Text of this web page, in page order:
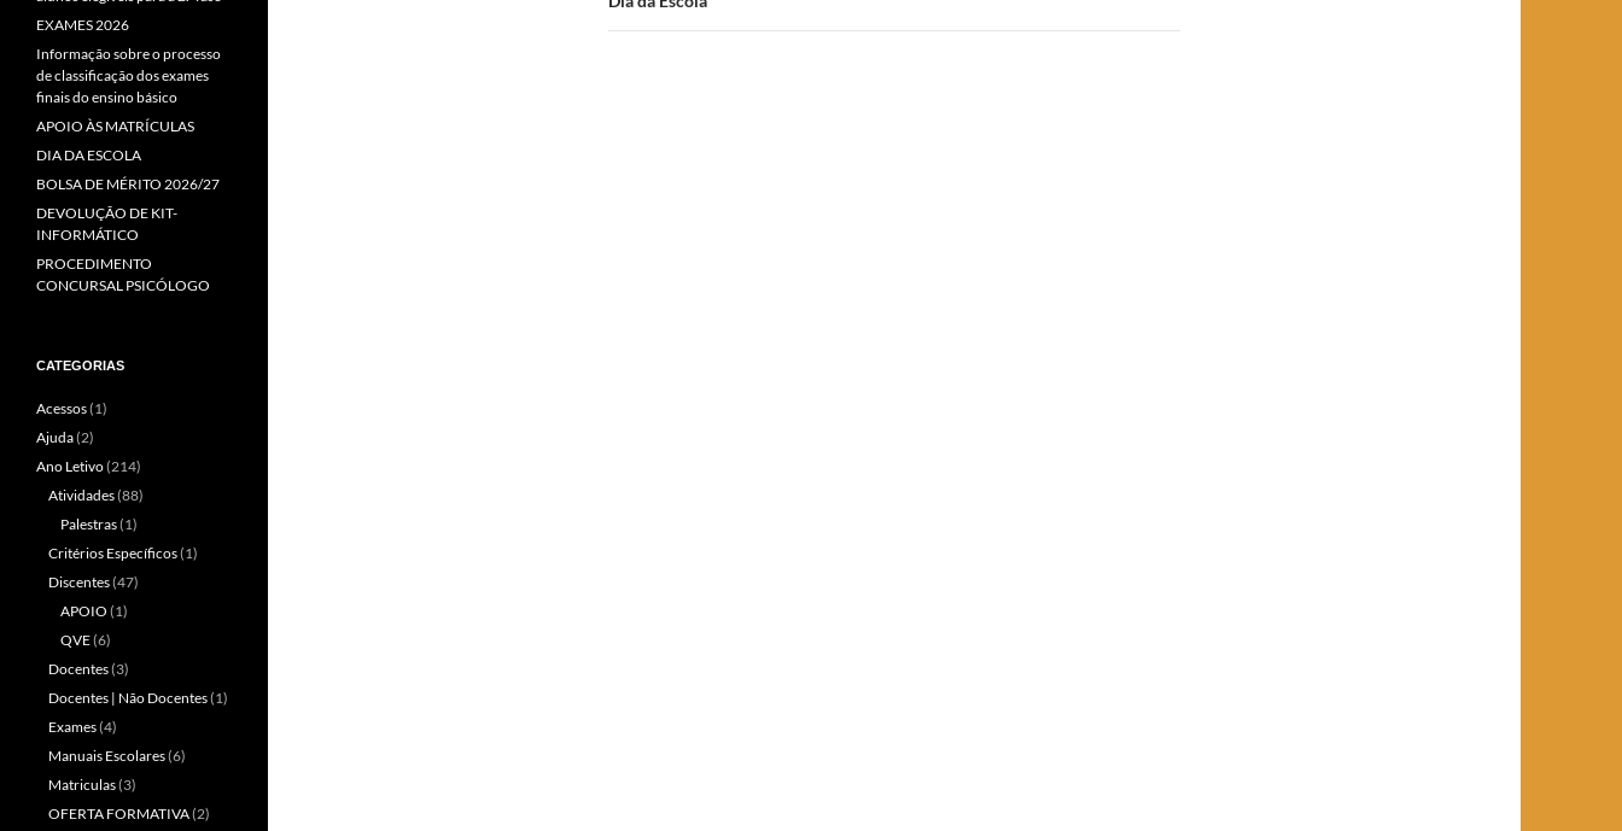
EXAMES 2026
Informação sobre o processo
de classificação dos exames
finais do ensino básico
APOIO ÀS MATRÍCULAS
DIA DA ESCOLA
BOLSA DE MÉRITO 2026/27
DEVOLUÇÃO DE KIT-
INFORMÁTICO
PROCEDIMENTO
CONCURSAL PSICÓLOGO
CATEGORIAS
Acessos(1)
Ajuda(2)
Ano Letivo(214)
Atividades(88)
Palestras(1)
Critérios Específicos(1)
Discentes(47)
APOIO (1)
QVE(6)
Docentes(3)
Docentes | Não Docentes(1)
Exames(4)
Manuais Escolares(6)
Matriculas(3)
OFERTA FORMATIVA(2)